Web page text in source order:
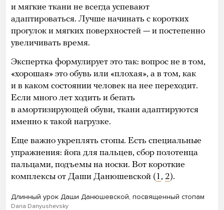
и мягкие ткани не всегда успевают
адаптироваться. Лучше начинать с коротких
прогулок и мягких поверхностей — и постепенно
увеличивать время.
Экспертка формулирует это так: вопрос не в том,
«хорошая» это обувь или «плохая», а в том, как
и в каком состоянии человек на нее переходит.
Если много лет ходить и бегать
в амортизирующей обуви, ткани адаптируются
именно к такой нагрузке.
Еще важно укреплять стопы. Есть специальные
упражнения: йога для пальцев, сбор полотенца
пальцами, подъемы на носки. Вот короткие
комплексы от Даши Данюшевской (1 , 2).
Длинный урок Даши Данюшевской, посвященный стопам
Daria Danyushevsky